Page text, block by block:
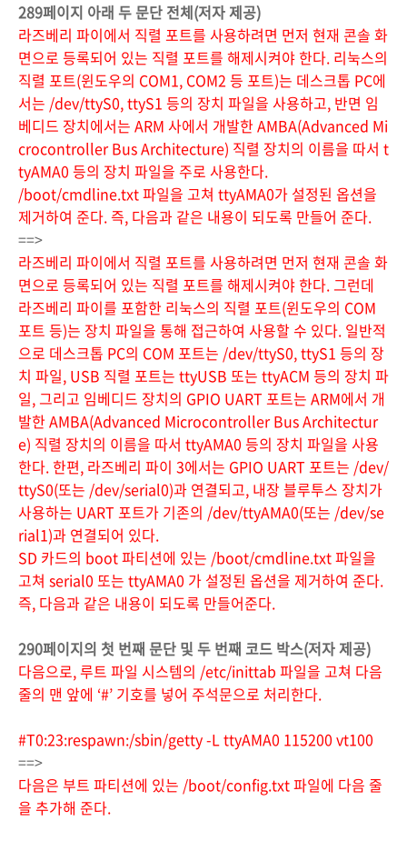
289페이지 아래 두 문단 전체(저자 제공)
라즈베리 파이에서 직렬 포트를 사용하려면 먼저 현재 콘솔 화
면으로 등록되어 있는 직렬 포트를 해제시켜야 한다. 리눅스의
직렬 포트(윈도우의 COM1, COM2 등 포트)는 데스크톱 PC에
서는 /dev/ttyS0, ttyS1 등의 장치 파일을 사용하고, 반면 임
베디드 장치에서는 ARM 사에서 개발한 AMBA(Advanced Mi
crocontroller Bus Architecture) 직렬 장치의 이름을 따서 t
tyAMA0 등의 장치 파일을 주로 사용한다.
/boot/cmdline.txt 파일을 고쳐 ttyAMA0가 설정된 옵션을
제거하여 준다. 즉, 다음과 같은 내용이 되도록 만들어 준다.
==>
라즈베리 파이에서 직렬 포트를 사용하려면 먼저 현재 콘솔 화
면으로 등록되어 있는 직렬 포트를 해제시켜야 한다. 그런데
라즈베리 파이를 포함한 리눅스의 직렬 포트(윈도우의 COM
포트 등)는 장치 파일을 통해 접근하여 사용할 수 있다. 일반적
으로 데스크톱 PC의 COM 포트는 /dev/ttyS0, ttyS1 등의 장
치 파일, USB 직렬 포트는 ttyUSB 또는 ttyACM 등의 장치 파
일, 그리고 임베디드 장치의 GPIO UART 포트는 ARM에서 개
발한 AMBA(Advanced Microcontroller Bus Architectur
e) 직렬 장치의 이름을 따서 ttyAMA0 등의 장치 파일을 사용
한다. 한편, 라즈베리 파이 3에서는 GPIO UART 포트는 /dev/
ttyS0(또는 /dev/serial0)과 연결되고, 내장 블루투스 장치가
사용하는 UART 포트가 기존의 /dev/ttyAMA0(또는 /dev/se
rial1)과 연결되어 있다.
SD 카드의 boot 파티션에 있는 /boot/cmdline.txt 파일을
고쳐 serial0 또는 ttyAMA0 가 설정된 옵션을 제거하여 준다.
즉, 다음과 같은 내용이 되도록 만들어준다.
290페이지의 첫 번째 문단 및 두 번째 코드 박스(저자 제공)
다음으로, 루트 파일 시스템의 /etc/inittab 파일을 고쳐 다음
줄의 맨 앞에 ‘#’ 기호를 넣어 주석문으로 처리한다.
#T0:23:respawn:/sbin/getty -L ttyAMA0 115200 vt100
==>
다음은 부트 파티션에 있는 /boot/config.txt 파일에 다음 줄
을 추가해 준다.